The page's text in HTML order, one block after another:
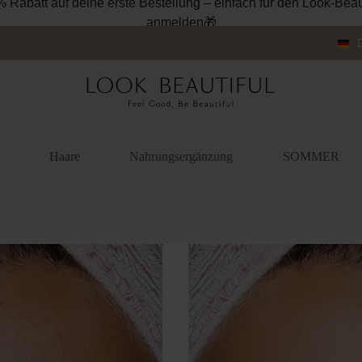
Rabatt auf deine erste Bestellung – einfach für den Look-
anmelden🎁
Haare Nahrungsergänzung SOMMER